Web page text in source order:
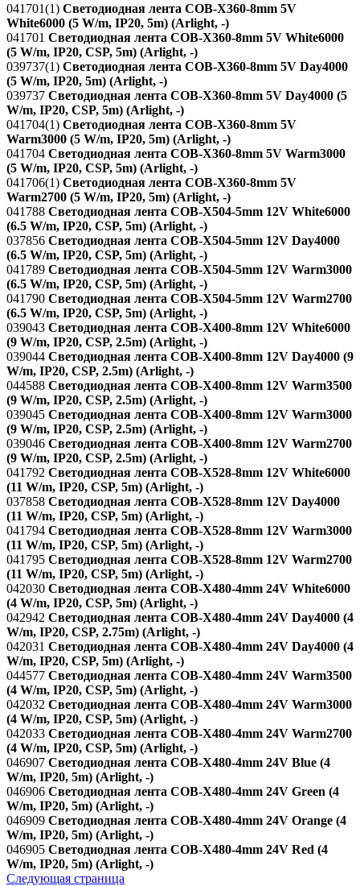
041701(1) Светодиодная лента COB-X360-8mm 5V
White6000 (5 W/m, IP20, 5m) (Arlight, -)
041701 Светодиодная лента COB-X360-8mm 5V White6000
(5 W/m, IP20, CSP, 5m) (Arlight, -)
039737(1) Светодиодная лента COB-X360-8mm 5V Day4000
(5 W/m, IP20, 5m) (Arlight, -)
039737 Светодиодная лента COB-X360-8mm 5V Day4000 (5
W/m, IP20, CSP, 5m) (Arlight, -)
041704(1) Светодиодная лента COB-X360-8mm 5V
Warm3000 (5 W/m, IP20, 5m) (Arlight, -)
041704 Светодиодная лента COB-X360-8mm 5V Warm3000
(5 W/m, IP20, CSP, 5m) (Arlight, -)
041706(1) Светодиодная лента COB-X360-8mm 5V
Warm2700 (5 W/m, IP20, 5m) (Arlight, -)
041788 Светодиодная лента COB-X504-5mm 12V White6000
(6.5 W/m, IP20, CSP, 5m) (Arlight, -)
037856 Светодиодная лента COB-X504-5mm 12V Day4000
(6.5 W/m, IP20, CSP, 5m) (Arlight, -)
041789 Светодиодная лента COB-X504-5mm 12V Warm3000
(6.5 W/m, IP20, CSP, 5m) (Arlight, -)
041790 Светодиодная лента COB-X504-5mm 12V Warm2700
(6.5 W/m, IP20, CSP, 5m) (Arlight, -)
039043 Светодиодная лента COB-X400-8mm 12V White6000
(9 W/m, IP20, CSP, 2.5m) (Arlight, -)
039044 Светодиодная лента COB-X400-8mm 12V Day4000 (9
W/m, IP20, CSP, 2.5m) (Arlight, -)
044588 Светодиодная лента COB-X400-8mm 12V Warm3500
(9 W/m, IP20, CSP, 2.5m) (Arlight, -)
039045 Светодиодная лента COB-X400-8mm 12V Warm3000
(9 W/m, IP20, CSP, 2.5m) (Arlight, -)
039046 Светодиодная лента COB-X400-8mm 12V Warm2700
(9 W/m, IP20, CSP, 2.5m) (Arlight, -)
041792 Светодиодная лента COB-X528-8mm 12V White6000
(11 W/m, IP20, CSP, 5m) (Arlight, -)
037858 Светодиодная лента COB-X528-8mm 12V Day4000
(11 W/m, IP20, CSP, 5m) (Arlight, -)
041794 Светодиодная лента COB-X528-8mm 12V Warm3000
(11 W/m, IP20, CSP, 5m) (Arlight, -)
041795 Светодиодная лента COB-X528-8mm 12V Warm2700
(11 W/m, IP20, CSP, 5m) (Arlight, -)
042030 Светодиодная лента COB-X480-4mm 24V White6000
(4 W/m, IP20, CSP, 5m) (Arlight, -)
042942 Светодиодная лента COB-X480-4mm 24V Day4000 (4
W/m, IP20, CSP, 2.75m) (Arlight, -)
042031 Светодиодная лента COB-X480-4mm 24V Day4000 (4
W/m, IP20, CSP, 5m) (Arlight, -)
044577 Светодиодная лента COB-X480-4mm 24V Warm3500
(4 W/m, IP20, CSP, 5m) (Arlight, -)
042032 Светодиодная лента COB-X480-4mm 24V Warm3000
(4 W/m, IP20, CSP, 5m) (Arlight, -)
042033 Светодиодная лента COB-X480-4mm 24V Warm2700
(4 W/m, IP20, CSP, 5m) (Arlight, -)
046907 Светодиодная лента COB-X480-4mm 24V Blue (4
W/m, IP20, 5m) (Arlight, -)
046906 Светодиодная лента COB-X480-4mm 24V Green (4
W/m, IP20, 5m) (Arlight, -)
046909 Светодиодная лента COB-X480-4mm 24V Orange (4
W/m, IP20, 5m) (Arlight, -)
046905 Светодиодная лента COB-X480-4mm 24V Red (4
W/m, IP20, 5m) (Arlight, -)
Следующая страница